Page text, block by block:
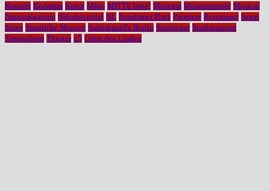
Konzert Kudamm Kunst Mitte MITTE bitte! Museum Museumsinsel Musical
Nationalgalerie Nikolaiviertel NL Potsdamer Platz Premiere Restaurant Senat
Spree Staatliche Museen Staatskapelle Berlin Staatsoper Stadtmuseum
Tempodrom Theater u5 Unter den Linden